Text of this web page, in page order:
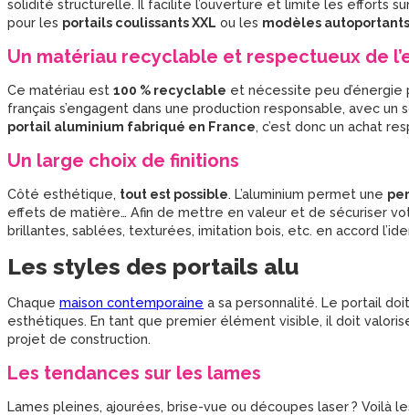
solidité structurelle. Il facilite l’ouverture et limite les efforts
pour les portails coulissants XXL ou les modèles autoportants
Un matériau recyclable et respectueux de
Ce matériau est 100 % recyclable et nécessite peu
français s’engagent dans une production responsable, avec
portail aluminium fabriqué en France, c’est donc un achat
Un large choix de finitions
Côté esthétique, tout est possible. L’aluminium permet une
effets de matière… Afin de mettre en valeur et de sécuriser
brillantes, sablées, texturées, imitation bois, etc. en accord
Les styles des portails alu
Chaque maison contemporaine a sa personnalité. Le portail
esthétiques. En tant que premier élément visible, il doit
projet de construction.
Les tendances sur les lames
Lames pleines, ajourées, brise-vue ou découpes laser ? Voilà